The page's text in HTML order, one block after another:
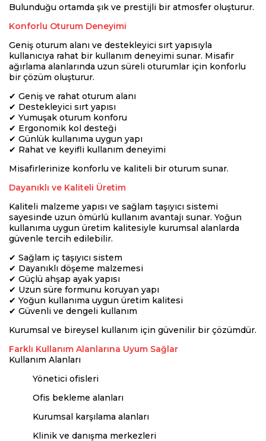
Bulunduğu ortamda şık ve prestijli bir atmosfer oluşturur.
Konforlu Oturum Deneyimi
Geniş oturum alanı ve destekleyici sırt yapısıyla
kullanıcıya rahat bir kullanım deneyimi sunar. Misafir
ağırlama alanlarında uzun süreli oturumlar için konforlu
bir çözüm oluşturur.
✔ Geniş ve rahat oturum alanı
✔ Destekleyici sırt yapısı
✔ Yumuşak oturum konforu
✔ Ergonomik kol desteği
✔ Günlük kullanıma uygun yapı
✔ Rahat ve keyifli kullanım deneyimi
Misafirlerinize konforlu ve kaliteli bir oturum sunar.
Dayanıklı ve Kaliteli Üretim
Kaliteli malzeme yapısı ve sağlam taşıyıcı sistemi
sayesinde uzun ömürlü kullanım avantajı sunar. Yoğun
kullanıma uygun üretim kalitesiyle kurumsal alanlarda
güvenle tercih edilebilir.
✔ Sağlam iç taşıyıcı sistem
✔ Dayanıklı döşeme malzemesi
✔ Güçlü ahşap ayak yapısı
✔ Uzun süre formunu koruyan yapı
✔ Yoğun kullanıma uygun üretim kalitesi
✔ Güvenli ve dengeli kullanım
Kurumsal ve bireysel kullanım için güvenilir bir çözümdür.
Farklı Kullanım Alanlarına Uyum Sağlar
Kullanım Alanları
Yönetici ofisleri
Ofis bekleme alanları
Kurumsal karşılama alanları
Klinik ve danışma merkezleri